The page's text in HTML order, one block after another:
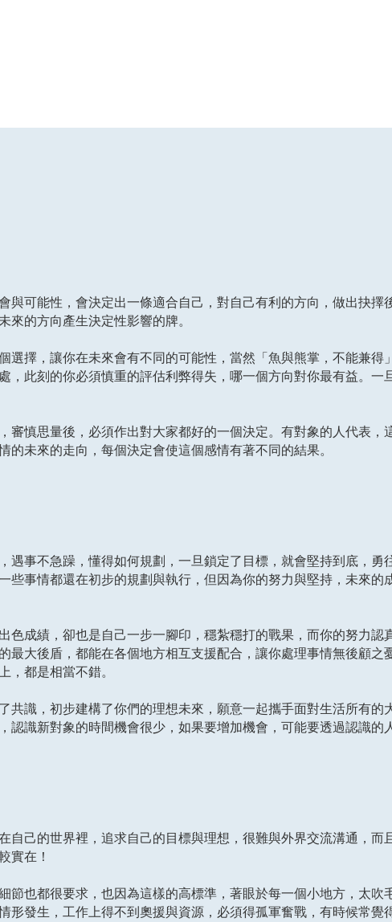
與可能性，會決定出一條適合自己，對自己有利的方向，做出抉擇
來的方向產生決定性影響的牌。
選擇，讓你在未來會有不同的可能性，當然「魚與熊掌，不能兼得
，此刻的你必須慎重的評估利弊得失，哪一個方向對你最有益。一
審慎思量後，必須作出對大家都好的一個決定。有對象的人代表，
未來的走向，每個決定會使這個感情有著不同的結果。
遇事不急躁，懂得如何規劃，一旦鎖定了目標，就會堅持到底，勇
些事情都還在初步的規劃與執行，但因為你的努力與堅持，未來的
色成績，卻也是自己一步一腳印，穩紮穩打的戰果，而你的努力認
最大後盾，都能在各個地方相互支援配合，讓你處理事情無後顧之
，都是相當不錯。
共識，初步建構了你們的理想未來，願意一起攜手面對生活所有的
識新對象的時間機會很少，如果要增加機會，可能要透過認識的
自己的世界裡，追求自己的目標與理想，很難與外界交流溝通，而
實在！
節也都很要求，也因為這樣的高標準，著眼於每一個小地方，太吹
形發生，工作上得不到奧援與資源，必須得孤軍奮戰，有時候常覺